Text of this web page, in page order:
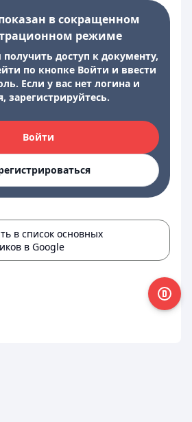
в сокращенном
режиме
доступ к документу,
по кнопке Войти и ввести
Если у вас нет логина и
зарегистрируйтесь.
Войти
в список основных
в Google